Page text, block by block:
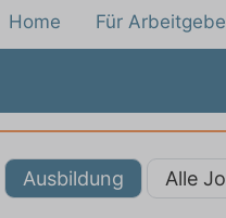
Home Für
Ausbildung Alle